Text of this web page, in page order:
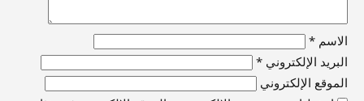
الاسم *
البريد الإلكتروني *
الموقع الإلكتروني